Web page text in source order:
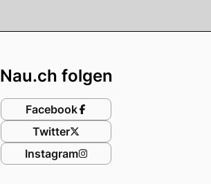
Nau.ch folgen
Facebook
Twitter
Instagram